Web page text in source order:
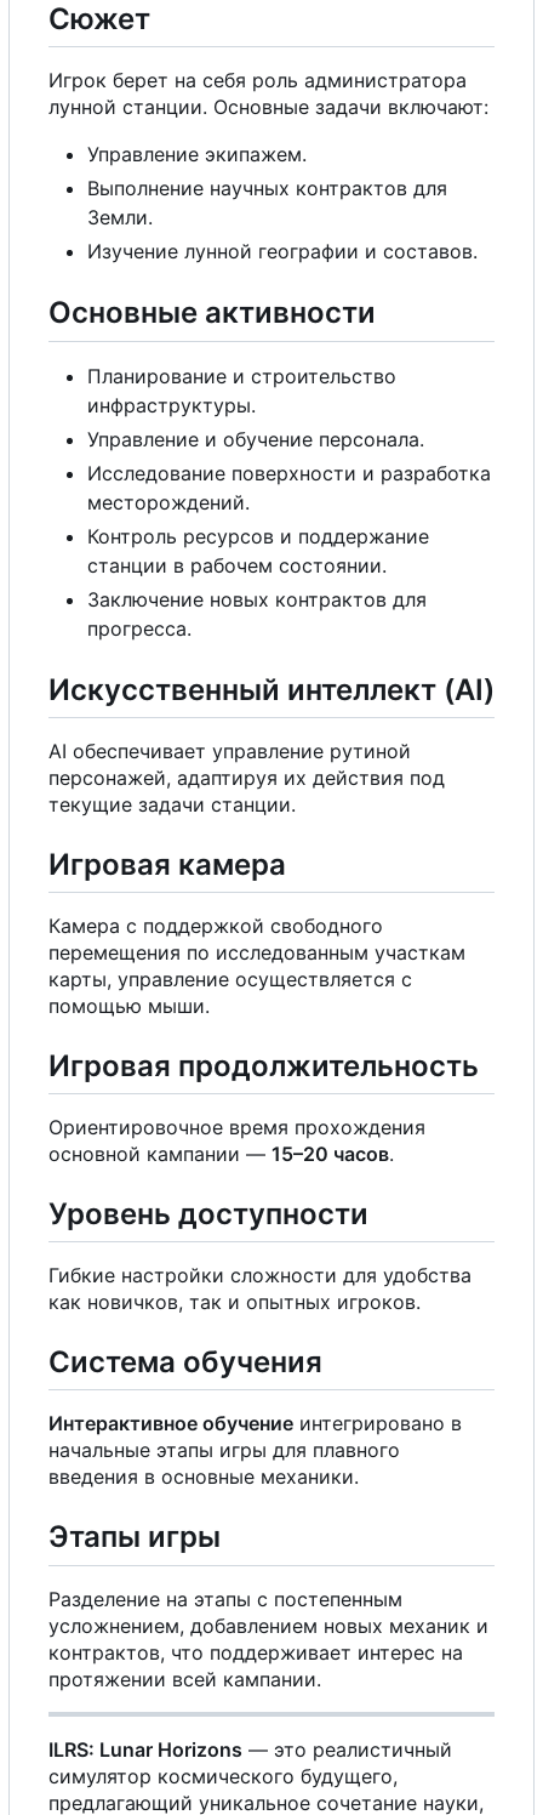
Сюжет
Игрок берет на себя роль администратора
лунной станции. Основные задачи включают:
Управление экипажем.
Выполнение научных контрактов для
Земли.
Изучение лунной географии и составов.
Основные активности
Планирование и строительство
инфраструктуры.
Управление и обучение персонала.
Исследование поверхности и разработка
месторождений.
Контроль ресурсов и поддержание
станции в рабочем состоянии.
Заключение новых контрактов для
прогресса.
Искусственный интеллект (AI)
AI обеспечивает управление рутиной
персонажей, адаптируя их действия под
текущие задачи станции.
Игровая камера
Камера с поддержкой свободного
перемещения по исследованным участкам
карты, управление осуществляется с
помощью мыши.
Игровая продолжительность
Ориентировочное время прохождения
основной кампании — 15–20 часов.
Уровень доступности
Гибкие настройки сложности для удобства
как новичков, так и опытных игроков.
Система обучения
Интерактивное обучение интегрировано в
начальные этапы игры для плавного
введения в основные механики.
Этапы игры
Разделение на этапы с постепенным
усложнением, добавлением новых механик и
контрактов, что поддерживает интерес на
протяжении всей кампании.
ILRS: Lunar Horizons — это реалистичный
симулятор космического будущего,
предлагающий уникальное сочетание науки,